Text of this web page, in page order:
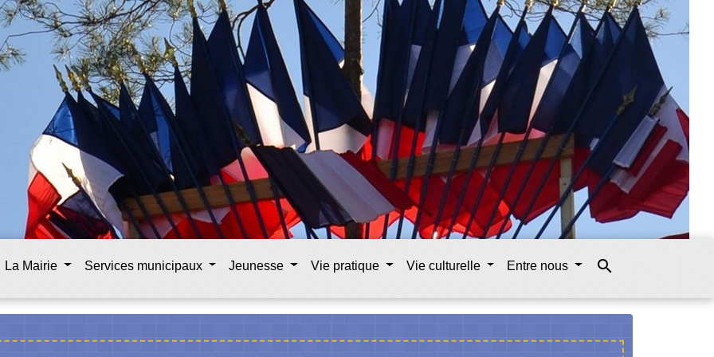
La Mairie Services municipaux Jeunesse Vie pratique Vie culturelle Entre nous search